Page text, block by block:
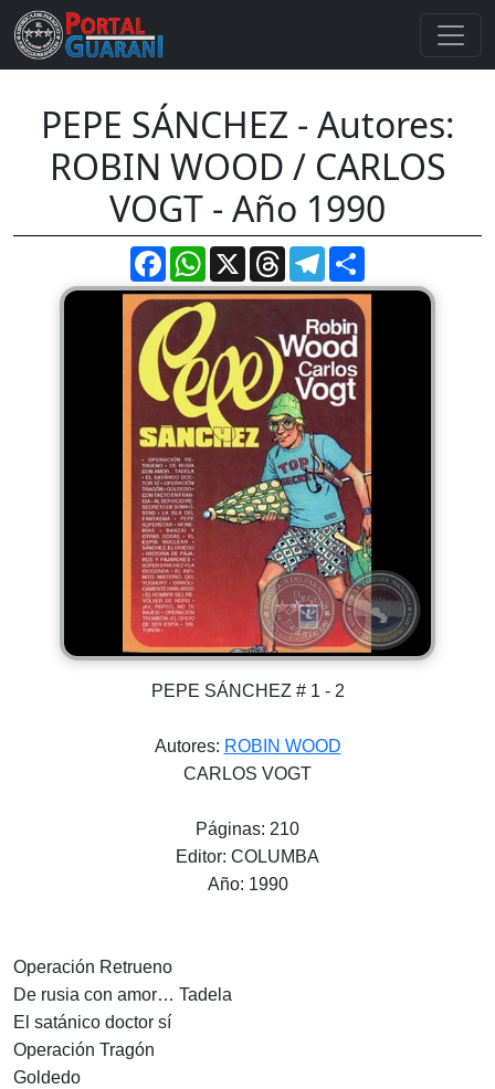
PEPE SÁNCHEZ - Autores:
ROBIN WOOD / CARLOS
VOGT - Año 1990
FacebookWhatsApp
X ThreadsTelegram
PEPE SÁNCHEZ # 1 - 2
Autores: ROBIN WOOD
CARLOS VOGT
Páginas: 210
Editor: COLUMBA
Año: 1990
Operación Retrueno
De rusia con amor… Tadela
El satánico doctor sí
Operación Tragón
Goldedo